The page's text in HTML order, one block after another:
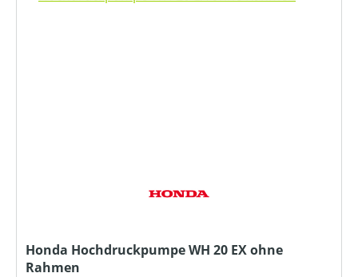
Honda Hochdruckpumpe WH 20 EX ohne
Rahmen